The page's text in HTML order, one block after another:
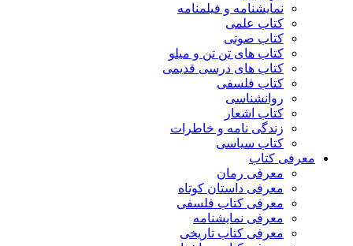
نمایشنامه و فیلمنامه
کتاب علمی
کتاب صوتی
کتاب های تن تن و میلو
کتاب های درسی قدیمی
کتاب فلسفی
روانشناسی
کتاب اشعار
زندگی نامه و خاطرات
کتاب سیاسی
معرفی کتاب
معرفی رمان
معرفی داستان کوتاه
معرفی کتاب فلسفی
معرفی نمایشنامه
معرفی کتاب تاریخی